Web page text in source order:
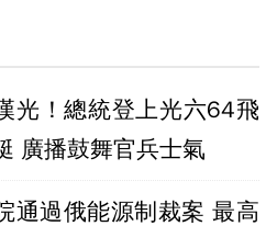
光！總統登上光六64飛
廣播鼓舞官兵士氣
通過俄能源制裁案 最高